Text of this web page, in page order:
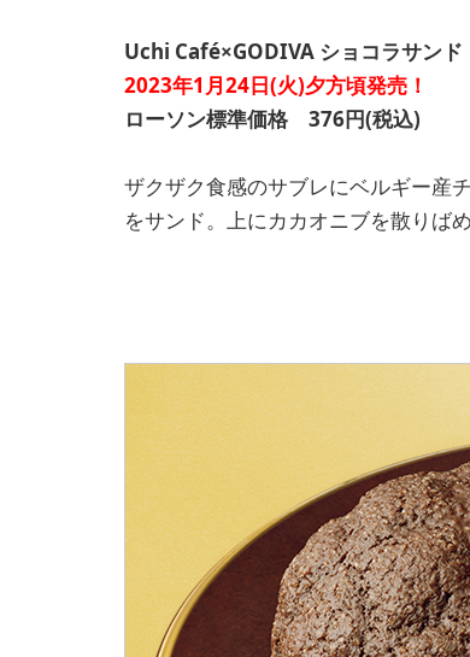
Uchi Café×GODIVA ショコラサンド
2023年1月24日(火)夕方頃発売！
ローソン標準価格 376円(税込)
ザクザク食感のサブレにベルギー産
をサンド。上にカカオニブを散りばめ